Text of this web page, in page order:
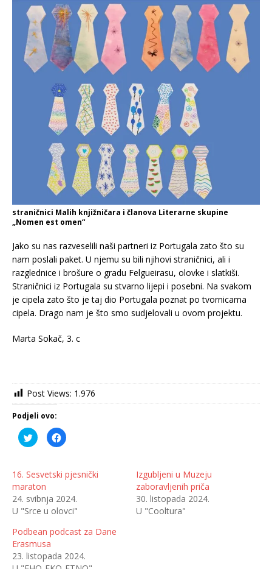
straničnici Malih knjižničara i članova Literarne skupine
„Nomen est omen“
Jako su nas razveselili naši partneri iz Portugala zato što su
nam poslali paket. U njemu su bili njihovi straničnici, ali i
razglednice i brošure o gradu Felgueirasu, olovke i slatkiši.
Straničnici iz Portugala su stvarno lijepi i posebni. Na svakom
je cipela zato što je taj dio Portugala poznat po tvornicama
cipela. Drago nam je što smo sudjelovali u ovom projektu.
Marta Sokač, 3. c
Post Views: 1.976
Podjeli ovo:
P
o
e
l
i
n
a
T
w
t
t
e
r
u
K
l
m
p
d
i
j
e
i
t
n
a
16. Sesvetski pjesnički
maraton
24. svibnja 2024.
U "Srce u olovci"
Izgubljeni u Muzeju
zaboravljenih priča
30. listopada 2024.
U "Cooltura"
Podbean podcast za Dane
Erasmusa
23. listopada 2024.